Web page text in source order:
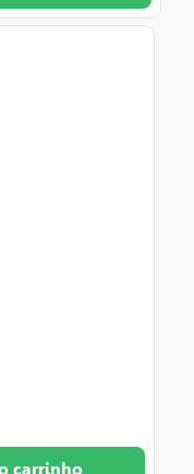
carrinho